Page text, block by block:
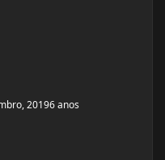
20196 anos